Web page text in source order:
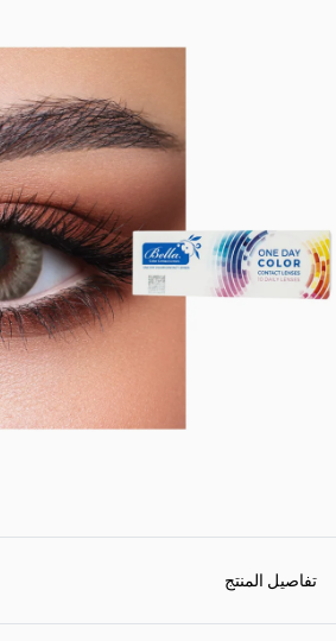
تفاصيل المنتج